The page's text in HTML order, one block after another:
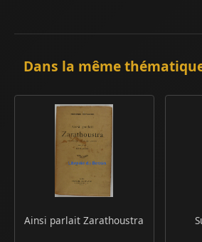
Dans la même
Ainsi parlait Zarathoustra